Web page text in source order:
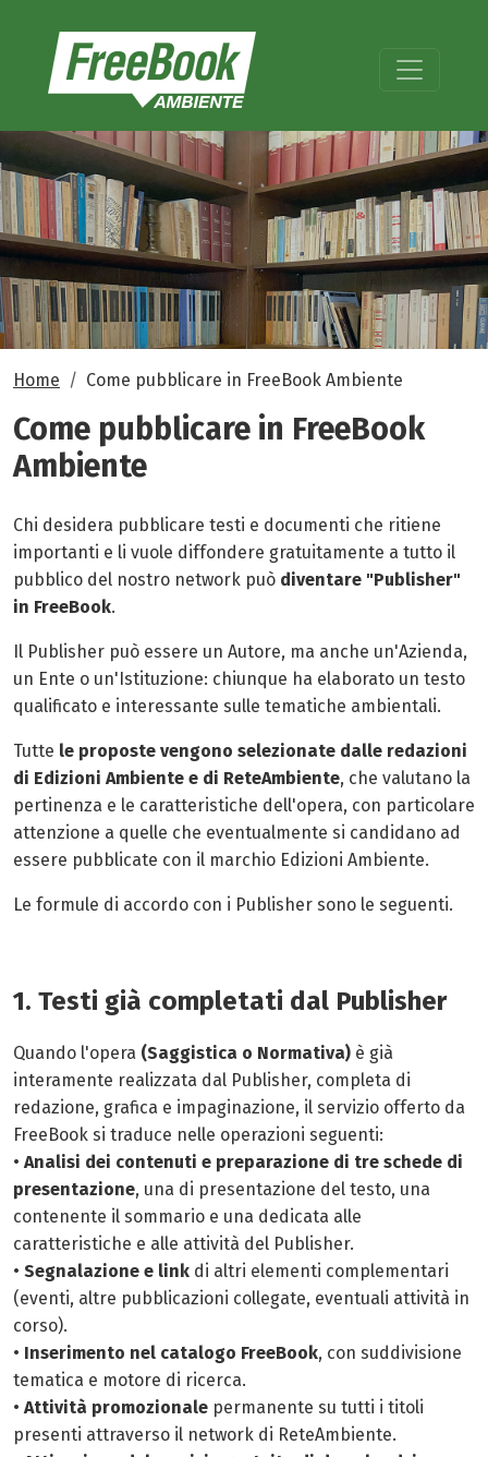
Home Come pubblicare in FreeBook Ambiente
Come pubblicare in FreeBook
Ambiente
Chi desidera pubblicare testi e documenti che ritiene
importanti e li vuole diffondere gratuitamente a tutto il
pubblico del nostro network può diventare "Publisher"
in FreeBook.
Il Publisher può essere un Autore, ma anche un'Azienda,
un Ente o un'Istituzione: chiunque ha elaborato un testo
qualificato e interessante sulle tematiche ambientali.
Tutte le proposte vengono selezionate dalle redazioni
di Edizioni Ambiente e di ReteAmbiente, che valutano la
pertinenza e le caratteristiche dell'opera, con particolare
attenzione a quelle che eventualmente si candidano ad
essere pubblicate con il marchio Edizioni Ambiente.
Le formule di accordo con i Publisher sono le seguenti.
1. Testi già completati dal Publisher
Quando l'opera (Saggistica o Normativa) è già
interamente realizzata dal Publisher, completa di
redazione, grafica e impaginazione, il servizio offerto da
FreeBook si traduce nelle operazioni seguenti:
• Analisi dei contenuti e preparazione di tre schede di
presentazione, una di presentazione del testo, una
contenente il sommario e una dedicata alle
caratteristiche e alle attività del Publisher.
• Segnalazione e link di altri elementi complementari
(eventi, altre pubblicazioni collegate, eventuali attività in
corso).
• Inserimento nel catalogo FreeBook, con suddivisione
tematica e motore di ricerca.
• Attività promozionale permanente su tutti i titoli
presenti attraverso il network di ReteAmbiente.